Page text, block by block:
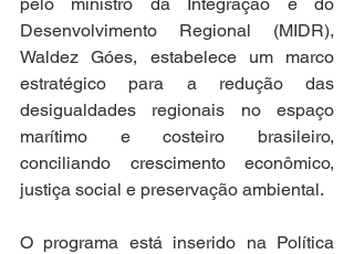
Desenvolvimento Regional (MIDR),
Waldez Góes, estabelece um marco
estratégico para a redução das
desigualdades regionais no espaço
marítimo e costeiro brasileiro,
conciliando crescimento econômico,
justiça social e preservação ambiental.
O programa está inserido na Política